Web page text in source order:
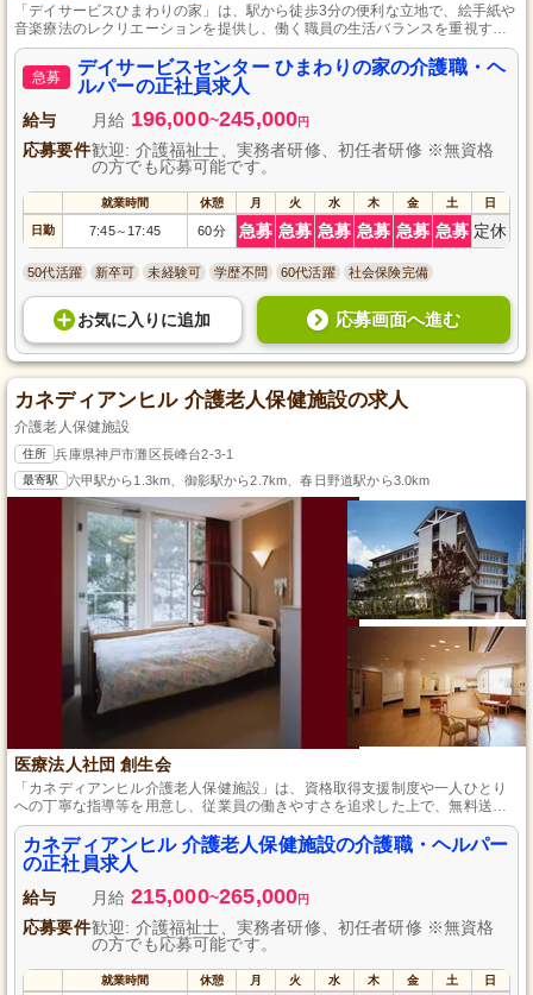
「デイサービスひまわりの家」は、駅から徒歩3分の便利な立地で、絵手紙や
音楽療法のレクリエーションを提供し、働く職員の生活バランスを重視する
施設です。
急募
デイサービスセンター ひまわりの家の介護職・ヘ
ルパーの正社員求人
給与 月給 196,000~245,000円
応募要件歓迎: 介護福祉士、実務者研修、初任者研修 ※無資格
の方でも応募可能です。
就業時間 休憩 月 火 水 木 金 土 日
日勤 7:45～ 17:45 60分 急募 急募 急募 急募 急募 急募 定休
50代活躍 新卒可 未経験可 学歴不問 60代活躍 社会保険完備
お気に入り に追加 応募画面へ進む
カネディアンヒル 介護老人保健施設の求人
介護老人保健施設
住所 兵庫県神戸市灘区長峰台2-3-1
最寄駅 六甲駅から1.3km、御影駅から2.7km、春日野道駅から3.0km
医療法人社団 創生会
「カネディアンヒル介護老人保健施設」は、資格取得支援制度や一人ひとり
への丁寧な指導等を用意し、従業員の働きやすさを追求した上で、無料送迎
バスや美しい屋上庭園などを活用して、利用者の自立と安心生活をサポート
します。
カネディアンヒル 介護老人保健施設の介護職・ヘルパー
の正社員求人
給与 月給 215,000~265,000円
応募要件歓迎: 介護福祉士、実務者研修、初任者研修 ※無資格
の方でも応募可能です。
就業時間 休憩 月 火 水 木 金 土 日